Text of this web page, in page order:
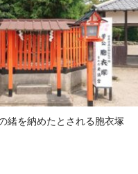
緒を納めたとされる胞衣塚